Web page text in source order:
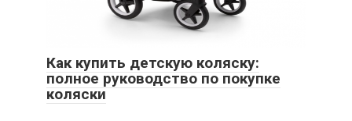
Как купить детскую коляску:
полное руководство по покупке
коляски